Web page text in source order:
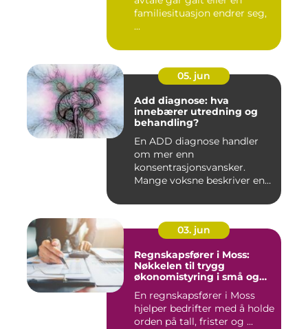
familiesituasjon endrer seg,
...
05. jun
Add diagnose: hva
innebærer utredning og
behandling?
En ADD diagnose handler
om mer enn
konsentrasjonsvansker.
Mange voksne beskriver en
03. jun
Regnskapsfører i Moss:
Nøkkelen til trygg
økonomistyring i små og
En regnskapsfører i Moss
hjelper bedrifter med å holde
orden på tall, frister og ...